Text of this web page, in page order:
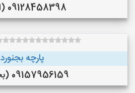
09128458398 (اهواز )
پارچه بجنورد
09157956159 (بجنورد )